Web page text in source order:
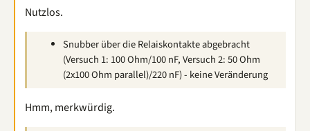
Nutzlos.
Snubber über die Relaiskontakte abgebracht
(Versuch 1: 100 Ohm/100 nF, Versuch 2: 50 Ohm
(2x100 Ohm parallel)/220 nF) - keine Veränderung
Hmm, merkwürdig.